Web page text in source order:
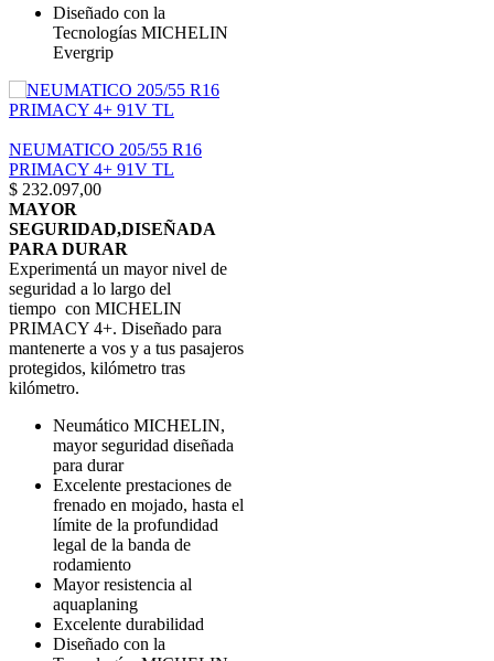
Diseñado con la
Tecnologías MICHELIN
Evergrip
NEUMATICO 205/55 R16
PRIMACY 4+ 91V TL
$ 232.097,00
MAYOR
SEGURIDAD,DISEÑADA
PARA DURAR
Experimentá un mayor nivel de
seguridad a lo largo del
tiempo con MICHELIN
PRIMACY 4+. Diseñado para
mantenerte a vos y a tus pasajeros
protegidos, kilómetro tras
kilómetro.
Neumático MICHELIN,
mayor seguridad diseñada
para durar
Excelente prestaciones de
frenado en mojado, hasta el
límite de la profundidad
legal de la banda de
rodamiento
Mayor resistencia al
aquaplaning
Excelente durabilidad
Diseñado con la